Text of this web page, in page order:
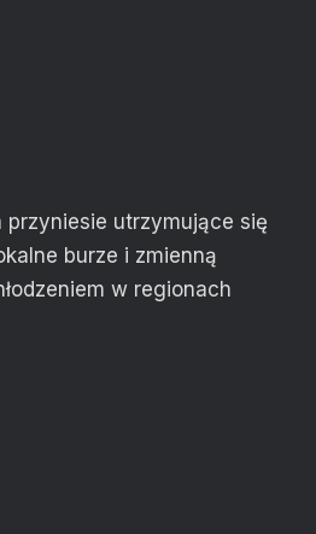
przyniesie utrzymujące się
burze i zmienną
w regionach